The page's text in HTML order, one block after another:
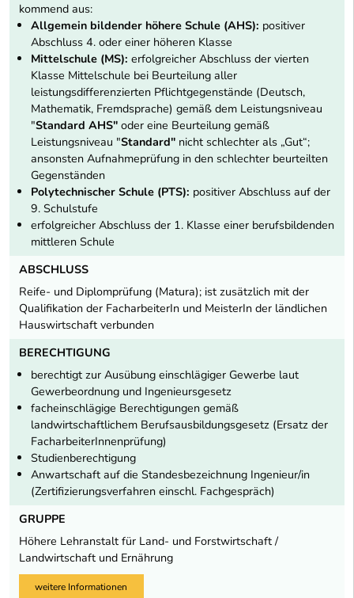
kommend aus:
Allgemein bildender höhere Schule (AHS): positiver
Abschluss 4. oder einer höheren Klasse
Mittelschule (MS): erfolgreicher Abschluss der vierten
Klasse Mittelschule bei Beurteilung aller
leistungsdifferenzierten Pflichtgegenstände (Deutsch,
Mathematik, Fremdsprache) gemäß dem Leistungsniveau
"Standard AHS" oder eine Beurteilung gemäß
Leistungsniveau "Standard" nicht schlechter als „Gut“;
ansonsten Aufnahmeprüfung in den schlechter beurteilten
Gegenständen
Polytechnischer Schule (PTS): positiver Abschluss auf der
9. Schulstufe
erfolgreicher Abschluss der 1. Klasse einer berufsbildenden
mittleren Schule
ABSCHLUSS
Reife- und Diplomprüfung (Matura); ist zusätzlich mit der
Qualifikation der FacharbeiterIn und MeisterIn der ländlichen
Hauswirtschaft verbunden
BERECHTIGUNG
berechtigt zur Ausübung einschlägiger Gewerbe laut
Gewerbeordnung und Ingenieursgesetz
facheinschlägige Berechtigungen gemäß
landwirtschaftlichem Berufsausbildungsgesetz (Ersatz der
FacharbeiterInnenprüfung)
Studienberechtigung
Anwartschaft auf die Standesbezeichnung Ingenieur/in
(Zertifizierungsverfahren einschl. Fachgespräch)
GRUPPE
Höhere Lehranstalt für Land- und Forstwirtschaft /
Landwirtschaft und Ernährung
weitere Informationen